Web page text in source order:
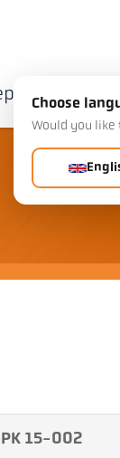
15-002
Choose
Would you like